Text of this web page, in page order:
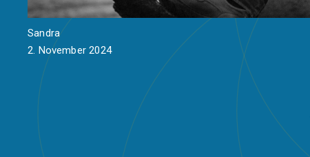
Sandra
2. November 2024